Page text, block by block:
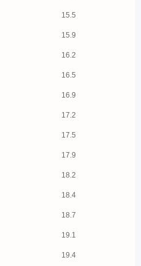
15.5
15.9
16.2
16.5
16.9
17.2
17.5
17.9
18.2
18.4
18.7
19.1
19.4